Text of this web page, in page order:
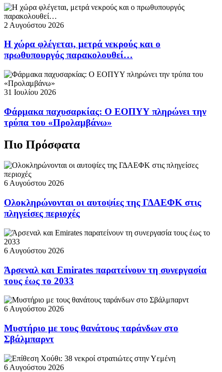
2 Αυγούστου 2026
Η χώρα φλέγεται, μετρά νεκρούς και ο
πρωθυπουργός παρακολουθεί…
31 Ιουλίου 2026
Φάρμακα παχυσαρκίας: Ο ΕΟΠΥΥ πληρώνει την
τρύπα του «Προλαμβάνω»
Πιο Πρόσφατα
6 Αυγούστου 2026
Ολοκληρώνονται οι αυτοψίες της ΓΔΑΕΦΚ στις
πληγείσες περιοχές
6 Αυγούστου 2026
Άρσεναλ και Emirates παρατείνουν τη συνεργασία
τους έως το 2033
6 Αυγούστου 2026
Μυστήριο με τους θανάτους ταράνδων στο
Σβάλμπαρντ
6 Αυγούστου 2026